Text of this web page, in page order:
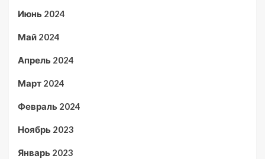
Июнь 2024
Май 2024
Апрель 2024
Март 2024
Февраль 2024
Ноябрь 2023
Январь 2023